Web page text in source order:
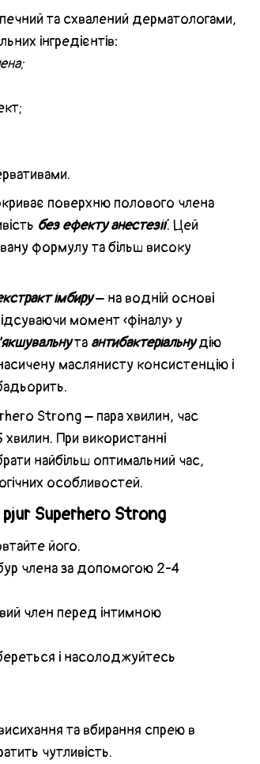
та схвалений дерматологами,
інгредієнтів:
поверхню полового члена
без ефекту анестезії. Цей
формулу та більш високу
імбиру– на водній основі
момент «фіналу» у
та антибактеріальнудію
маслянисту консистенцію і
Strong – пара хвилин, час
При використанні
найбільш оптимальний час,
особливостей.
pjur Superhero Strong
його.
члена за допомогою 2-4
член перед інтимною
і насолоджуйтесь
та вбирання спрею в
чутливість.